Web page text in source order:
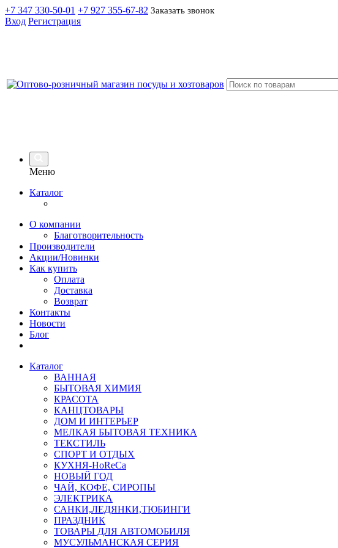
+7 347 330-50-01 +7 927 355-67-82 Заказать звонок
Вход Регистрация
Меню
Каталог
О компании
Благотворительность
Производители
Акции/Новинки
Как купить
Оплата
Доставка
Возврат
Контакты
Новости
Блог
Каталог
ВАННАЯ
БЫТОВАЯ ХИМИЯ
КРАСОТА
КАНЦТОВАРЫ
ДОМ И ИНТЕРЬЕР
МЕЛКАЯ БЫТОВАЯ ТЕХНИКА
ТЕКСТИЛЬ
СПОРТ И ОТДЫХ
КУХНЯ-HoReCa
НОВЫЙ ГОД
ЧАЙ, КОФЕ, СИРОПЫ
ЭЛЕКТРИКА
САНКИ,ЛЕДЯНКИ,ТЮБИНГИ
ПРАЗДНИК
ТОВАРЫ ДЛЯ АВТОМОБИЛЯ
МУСУЛЬМАНСКАЯ СЕРИЯ